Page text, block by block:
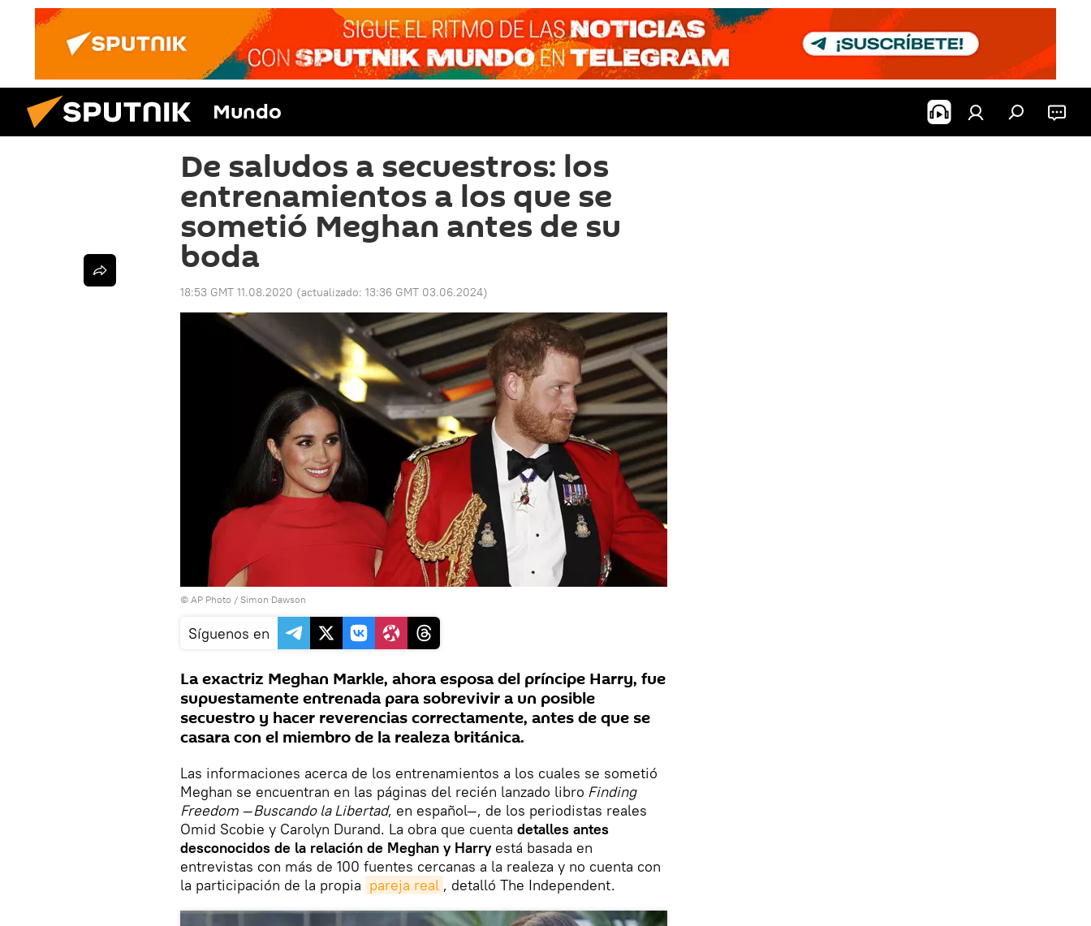
Mundo
De saludos a secuestros: los
entrenamientos a los que se
sometió Meghan antes de su
boda
18:53 GMT 11.08.2020 (actualizado: 13:36 GMT 03.06.2024)
© AP Photo / Simon Dawson
Síguenos en
La exactriz Meghan Markle, ahora esposa del príncipe Harry, fue
supuestamente entrenada para sobrevivir a un posible
secuestro y hacer reverencias correctamente, antes de que se
casara con el miembro de la realeza británica.
Las informaciones acerca de los entrenamientos a los cuales se sometió
Meghan se encuentran en las páginas del recién lanzado libro Finding
Freedom —Buscando la Libertad, en español—, de los periodistas reales
Omid Scobie y Carolyn Durand. La obra que cuenta detalles antes
desconocidos de la relación de Meghan y Harryestá basada en
entrevistas con más de 100 fuentes cercanas a la realeza y no cuenta con
la participación de la propia pareja real , detalló The Independent.